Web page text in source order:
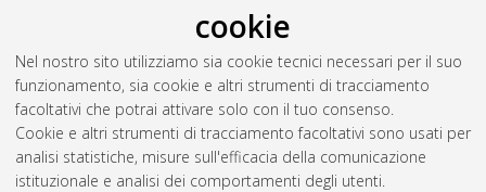
cookie
Nel nostro sito utilizziamo sia cookie tecnici necessari per il suo
funzionamento, sia cookie e altri strumenti di tracciamento
facoltativi che potrai attivare solo con il tuo consenso.
Cookie e altri strumenti di tracciamento facoltativi sono usati per
analisi statistiche, misure sull'efficacia della comunicazione
istituzionale e analisi dei comportamenti degli utenti.
Ingegneria informatica [L-DM509]
Seleziona un valore dall'elenco sottostante.
2013(4)
2010(1)